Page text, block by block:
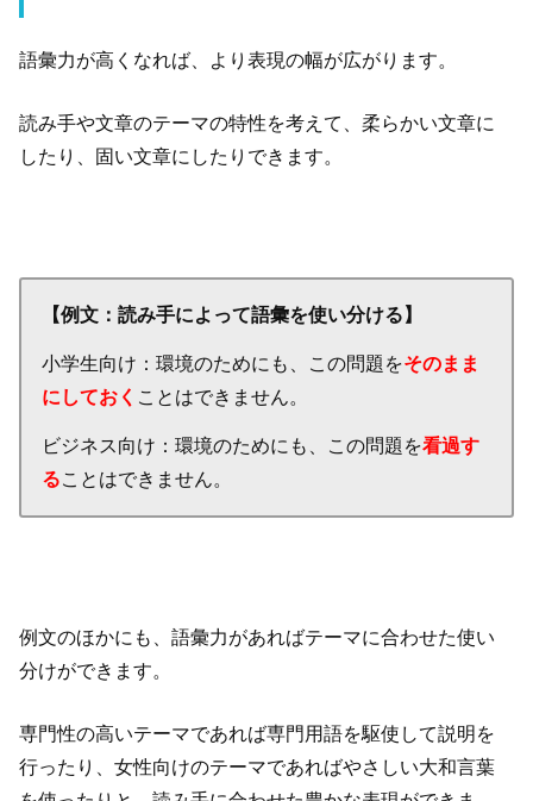
語彙力が高くなれば、より表現の幅が広がります。
読み手や文章のテーマの特性を考えて、柔らかい文章に
したり、固い文章にしたりできます。
【例文：読み手によって語彙を使い分ける】
小学生向け：環境のためにも、この問題をそのまま
にしておく ことはできません。
ビジネス向け：環境のためにも、この問題を看過す
ることはできません。
例文のほかにも、語彙力があればテーマに合わせた使い
分けができます。
専門性の高いテーマであれば専門用語を駆使して説明を
行ったり、女性向けのテーマであればやさしい大和言葉